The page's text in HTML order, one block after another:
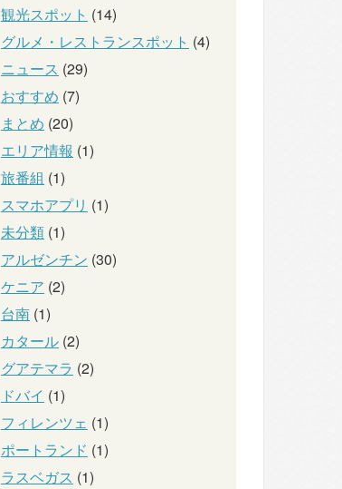
観光スポット (14)
グルメ・レストランスポット (4)
ニュース (29)
おすすめ (7)
まとめ (20)
エリア情報 (1)
旅番組 (1)
スマホアプリ (1)
未分類 (1)
アルゼンチン (30)
ケニア (2)
台南 (1)
カタール (2)
グアテマラ (2)
ドバイ (1)
フィレンツェ (1)
ポートランド (1)
ラスベガス (1)